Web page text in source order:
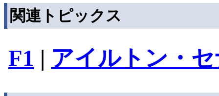
関連トピックス
F1 | アイルトン・